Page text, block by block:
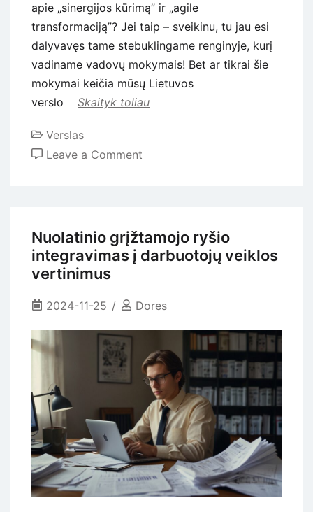
apie „sinergijos kūrimą” ir „agile
transformaciją”? Jei taip – sveikinu, tu jau esi
dalyvavęs tame stebuklingame renginyje, kurį
vadiname vadovų mokymais! Bet ar tikrai šie
mokymai keičia mūsų Lietuvos
verslo
Skaityk toliau
Verslas
Leave a Comment
ar
verslininkų
Nuolatinio grįžtamojo ryšio
integravimas į darbuotojų veiklos
vertinimus
2024-11-25 Dores